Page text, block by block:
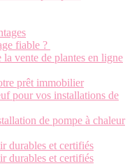
fiable ?
vente de plantes en ligne
prêt immobilier
pour vos installations de
de pompe à chaleur
durables et certifiés
durables et certifiés